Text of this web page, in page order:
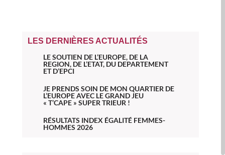
LES DERNIÈRES ACTUALITÉS
LE SOUTIEN DE L’EUROPE, DE LA
REGION, DE L’ETAT, DU DEPARTEMENT
ET D’EPCI
JE PRENDS SOIN DE MON QUARTIER DE
L’EUROPE AVEC LE GRAND JEU
« T’CAPE » SUPER TRIEUR !
RÉSULTATS INDEX ÉGALITÉ FEMMES-
HOMMES 2026